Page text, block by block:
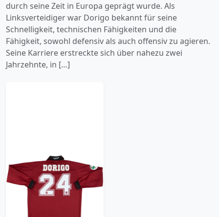
durch seine Zeit in Europa geprägt wurde. Als
Linksverteidiger war Dorigo bekannt für seine
Schnelligkeit, technischen Fähigkeiten und die
Fähigkeit, sowohl defensiv als auch offensiv zu agieren.
Seine Karriere erstreckte sich über nahezu zwei
Jahrzehnte, in […]
1997-98 Torino Match
Issue Home L/S Shirt
Dorigo #24
299.99£ · ca. €354